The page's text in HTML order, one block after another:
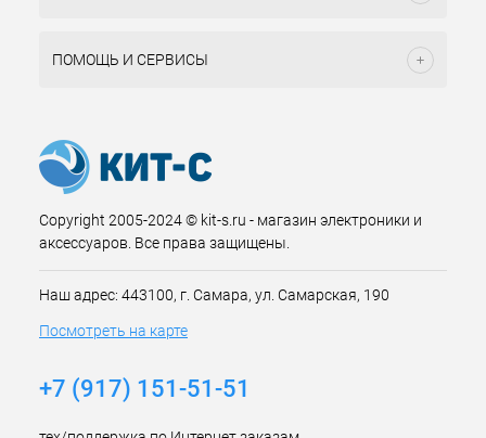
ПОМОЩЬ И СЕРВИСЫ
Copyright 2005-2024 © kit-s.ru - магазин электроники и
аксессуаров. Все права защищены.
Наш адрес: 443100, г. Самара, ул. Самарская, 190
Посмотреть на карте
+7 (917) 151-51-51